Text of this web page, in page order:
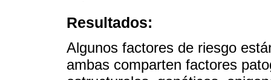
Resultados:
Algunos factores de riesgo
ambas comparten factores